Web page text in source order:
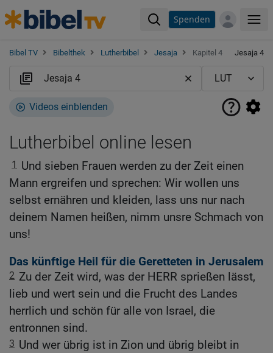
Spenden
Bibel TV Bibelthek Lutherbibel Jesaja Kapitel 4 Jesaja 4
Videos einblenden
Lutherbibel online lesen
1 Und sieben Frauen werden zu der Zeit einen
Mann ergreifen und sprechen: Wir wollen uns
selbst ernähren und kleiden, lass uns nur nach
deinem Namen heißen, nimm unsre Schmach von
uns!
Das künftige Heil für die Geretteten in Jerusalem
2 Zu der Zeit wird, was der HERR sprießen lässt,
lieb und wert sein und die Frucht des Landes
herrlich und schön für alle von Israel, die
entronnen sind.
3 Und wer übrig ist in Zion und übrig bleibt in